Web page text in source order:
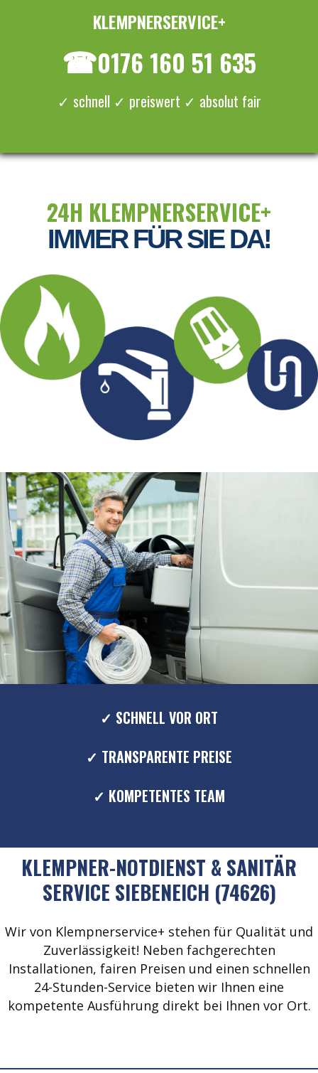
KLEMPNERSERVICE+
☎0176 160 51 635
✓ schnell ✓ preiswert ✓ absolut fair
24H KLEMPNERSERVICE+
IMMER FÜR SIE DA!
✓ SCHNELL VOR ORT
✓ TRANSPARENTE PREISE
✓ KOMPETENTES TEAM
KLEMPNER-NOTDIENST & SANITÄR
SERVICE SIEBENEICH (74626)
Wir von Klempnerservice+ stehen für Qualität und
Zuverlässigkeit! Neben fachgerechten
Installationen, fairen Preisen und einen schnellen
24-Stunden-Service bieten wir Ihnen eine
kompetente Ausführung direkt bei Ihnen vor Ort.